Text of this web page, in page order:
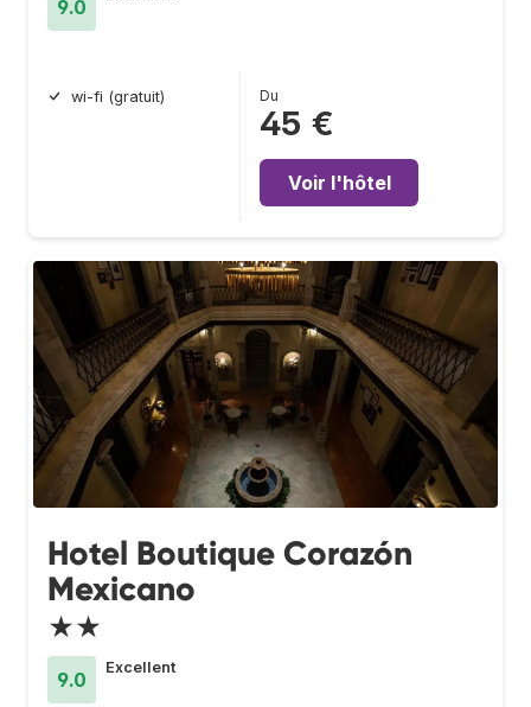
9.0
wi-fi (gratuit) Du
45 €
Voir l'hôtel
Hotel Boutique Corazón
Mexicano
★★
9.0
Excellent